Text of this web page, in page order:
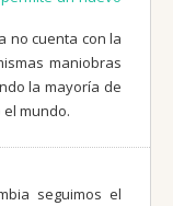
no cuenta con la
maniobras
la mayoría de
mundo.
seguimos el